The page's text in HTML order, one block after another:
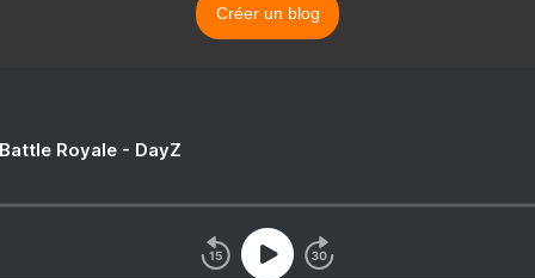
Créer un blog
Royale - DayZ